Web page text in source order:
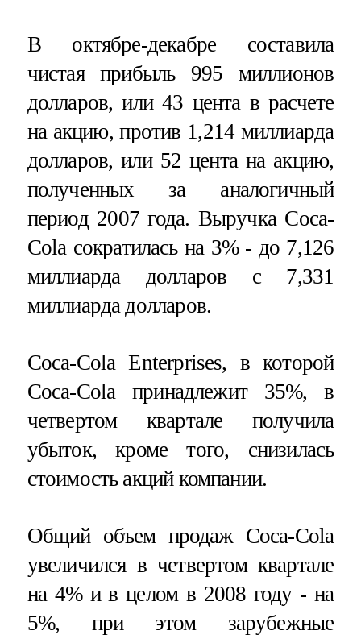
В октябре-декабре составила
чистая прибыль 995 миллионов
долларов, или 43 цента в расчете
на акцию, против 1,214 миллиарда
долларов, или 52 цента на акцию,
полученных за аналогичный
период 2007 года. Выручка Coca-
Cola сократилась на 3% - до 7,126
миллиарда долларов с 7,331
миллиарда долларов.
Coca-Cola Enterprises, в которой
Coca-Cola принадлежит 35%, в
четвертом квартале получила
убыток, кроме того, снизилась
стоимость акций компании.
Общий объем продаж Coca-Cola
увеличился в четвертом квартале
на 4% и в целом в 2008 году - на
5%, при этом зарубежные